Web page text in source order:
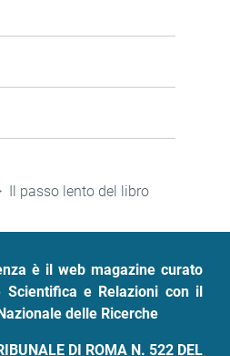
Il passo lento del libro
è il web magazine curato
Scientifica e Relazioni con il
delle Ricerche
DI ROMA N. 522 DEL